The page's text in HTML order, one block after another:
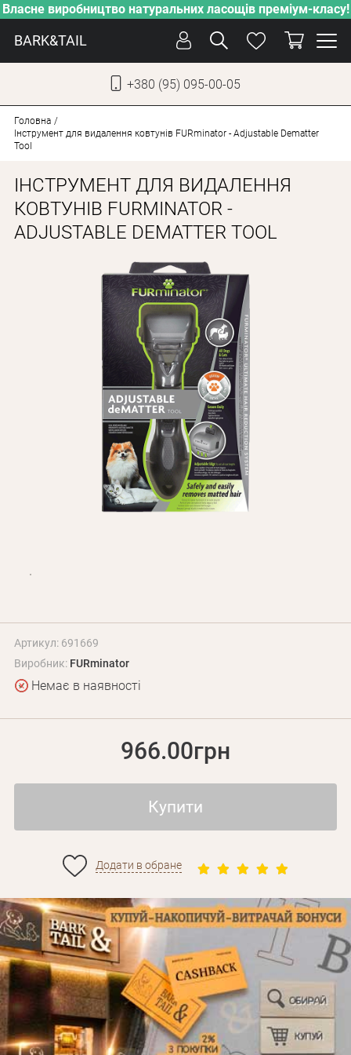
Власне виробництво натуральних ласощів преміум-класу!
BARK&TAIL
+380 (95) 095-00-05
КОТИ
ВІД СПЕКИ
ВЛАСНЕ ВИРОБНИЦТВО
НОВИНКИ
АКЦІЇ
БЛОГ
Оплата і доставка
Програма лояльності
Про Нас
Оптовим клієнтам
Контакти
+380 (95) 095-00-05
Головна
Інструмент для видалення ковтунів FURminator - Adjustable Dematter
Tool
ІНСТРУМЕНТ ДЛЯ ВИДАЛЕННЯ
КОВТУНІВ FURMINATOR -
ADJUSTABLE DEMATTER TOOL
Артикул: 691669
Виробник: FURminator
Немає в наявності
966.00грн
Купити
Додати в обране
Забули пароль?